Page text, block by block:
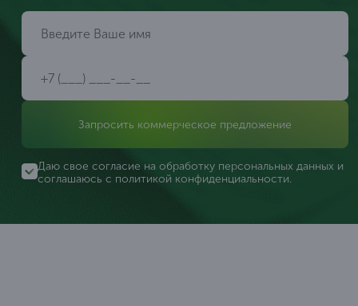
Запросить коммерческое предложение
Даю свое согласие на обработку персональных данных и
соглашаюсь с политикой конфиденциальности.